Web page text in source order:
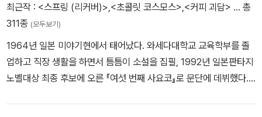
최근작 : <스프링 (리커버)> <초콜릿 코스모스> <커피 괴담> … 총
311종 (모두보기)
1964년 일본 미야기현에서 태어났다. 와세다대학교 교육학부를 졸
업하고 직장 생활을 하면서 틈틈이 소설을 집필, 1992년 일본판타지
노벨대상 최종 후보에 오른 『여섯 번째 사요코』로 문단에 데뷔했다.